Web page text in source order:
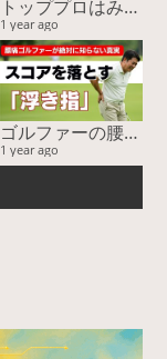
トッププロはみんなやっている！ 股関節ファーストスイングー『運動連鎖』に基づく股関節主導が最強を徹底解説
1 year ago
ゴルファーの腰痛、その隠れた原因とは？ゴルフがうまくならない本当の理由。
1 year ago